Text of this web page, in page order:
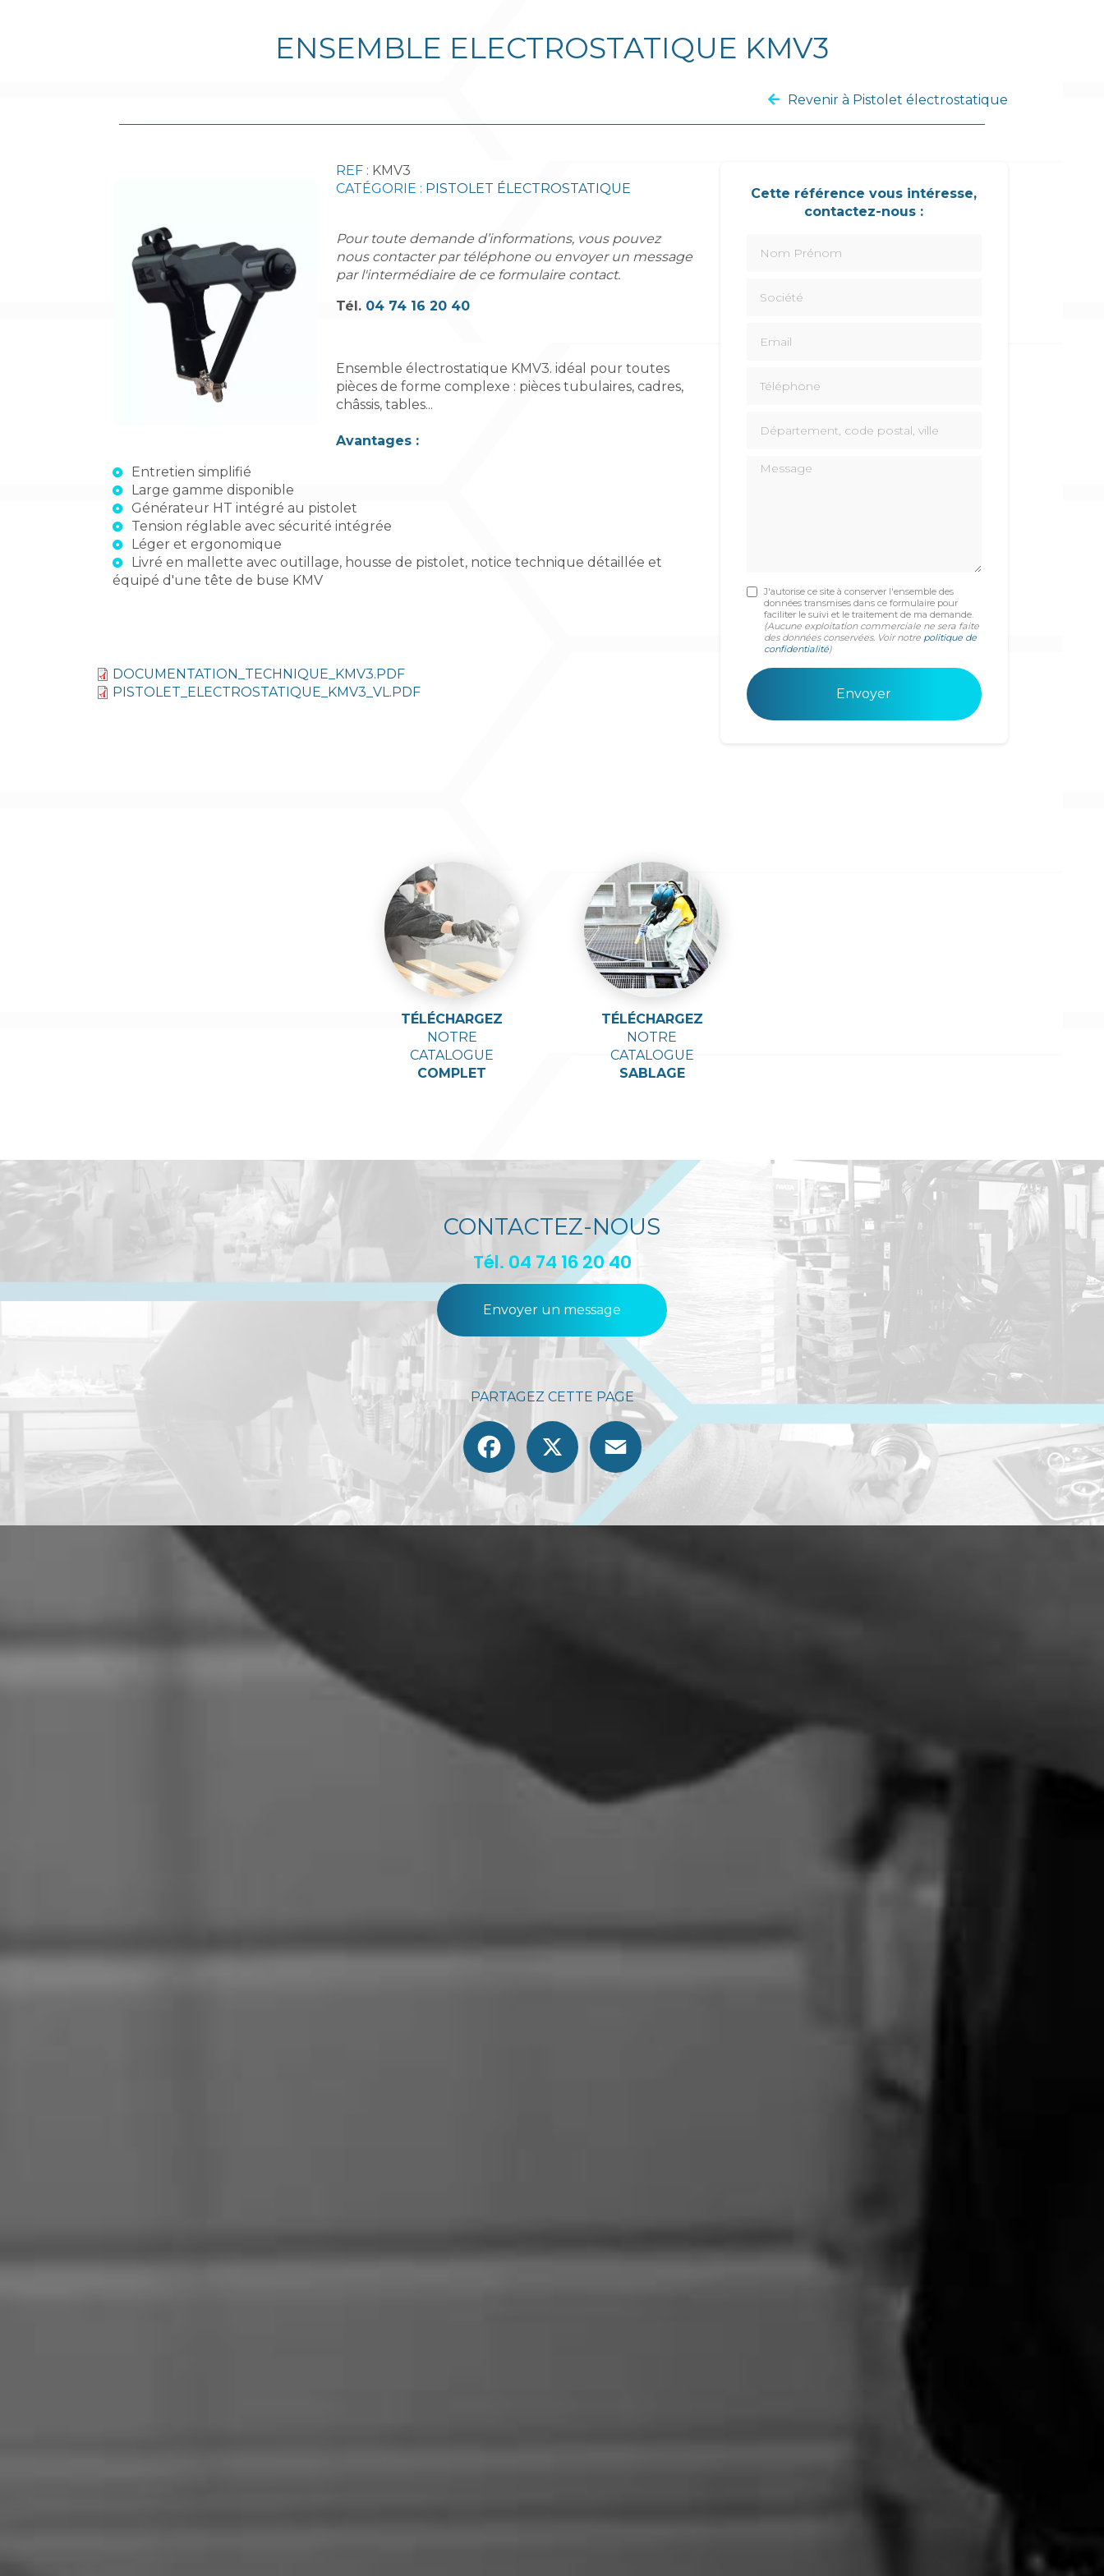
ENSEMBLE ELECTROSTATIQUE KMV3
Revenir à Pistolet électrostatique
REF : KMV3
CATÉGORIE : PISTOLET ÉLECTROSTATIQUE
Pour toute demande d’informations, vous pouvez
nous contacter par téléphone ou envoyer un message
par l'intermédiaire de ce formulaire contact.
Tél. 04 74 16 20 40
Ensemble électrostatique KMV3. idéal pour toutes
pièces de forme complexe : pièces tubulaires, cadres,
châssis, tables...
Avantages :
Entretien simplifié
Large gamme disponible
Générateur HT intégré au pistolet
Tension réglable avec sécurité intégrée
Léger et ergonomique
Livré en mallette avec outillage, housse de pistolet, notice technique détaillée et
équipé d'une tête de buse KMV
DOCUMENTATION_TECHNIQUE_KMV3.PDF
PISTOLET_ELECTROSTATIQUE_KMV3_VL.PDF
Cette référence vous intéresse,
contactez-nous :
Message
J'autorise ce site à conserver l'ensemble des
données transmises dans ce formulaire pour
faciliter le suivi et le traitement de ma demande.
(Aucune exploitation commerciale ne sera faite
des données conservées. Voir notre politique de
confidentialité)
TÉLÉCHARGEZ
NOTRE
CATALOGUE
COMPLET
TÉLÉCHARGEZ
NOTRE
CATALOGUE
SABLAGE
CONTACTEZ-NOUS
Tél. 04 74 16 20 40
Envoyer un message
PARTAGEZ CETTE PAGE
Facebook
Email